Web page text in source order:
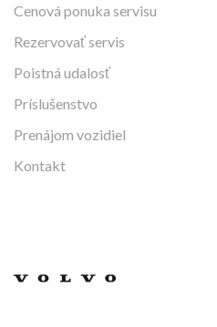
Cenová ponuka servisu
Rezervovať servis
Poistná udalosť
Príslušenstvo
Prenájom vozidiel
Kontakt